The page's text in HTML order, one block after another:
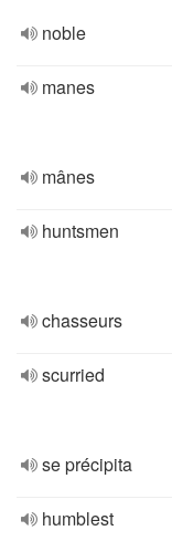
noble
manes
mânes
huntsmen
chasseurs
scurried
se précipita
humblest